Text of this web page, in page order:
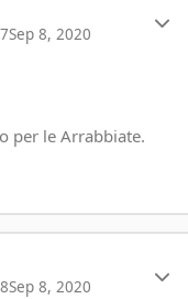
Sep 8, 2020
per le Arrabbiate.
Sep 8, 2020